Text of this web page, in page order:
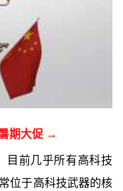
期大促 →
目前几乎所有高科技
位于高科技武器的核